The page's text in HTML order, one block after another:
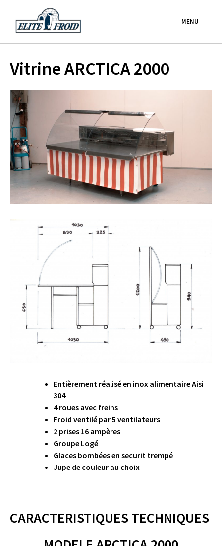
content
MENU
Vitrine ARCTICA 2000
Entièrement réalisé en inox alimentaire Aisi
304
4 roues avec freins
Froid ventilé par 5 ventilateurs
2 prises 16 ampères
Groupe Logé
Glaces bombées en securit trempé
Jupe de couleur au choix
CARACTERISTIQUES TECHNIQUES